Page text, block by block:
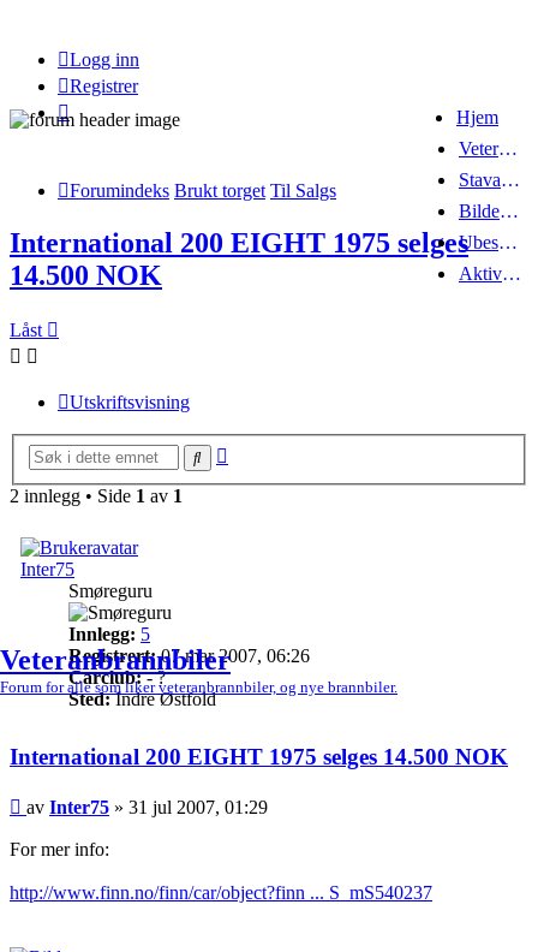
Logg inn
Registrer
Hjem
Veteranbrannbiltreff 2008
Stavanger Brannbilklubb
Bildegalleri
Ubesvarte innlegg
Aktive emner
Veteranbrannbiler
Forum for alle som liker veteranbrannbiler, og nye brannbiler.
Forumindeks Brukt torget Til Salgs
International 200 EIGHT 1975 selges
14.500 NOK
Låst
Utskriftsvisning
Søk
2 innlegg • Side 1 av 1
Inter75
Smøreguru
Innlegg: 5
Registrert:07 mar 2007, 06:26
Carclub:- ?
Sted:Indre Østfold
International 200 EIGHT 1975 selges 14.500 NOK
Legg
av Inter75 » 31 jul 2007, 01:29
For mer info:
http://www.finn.no/finn/car/object?finn ... S_mS540237